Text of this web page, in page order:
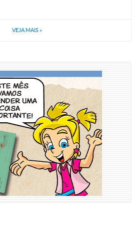
VEJA MAIS »